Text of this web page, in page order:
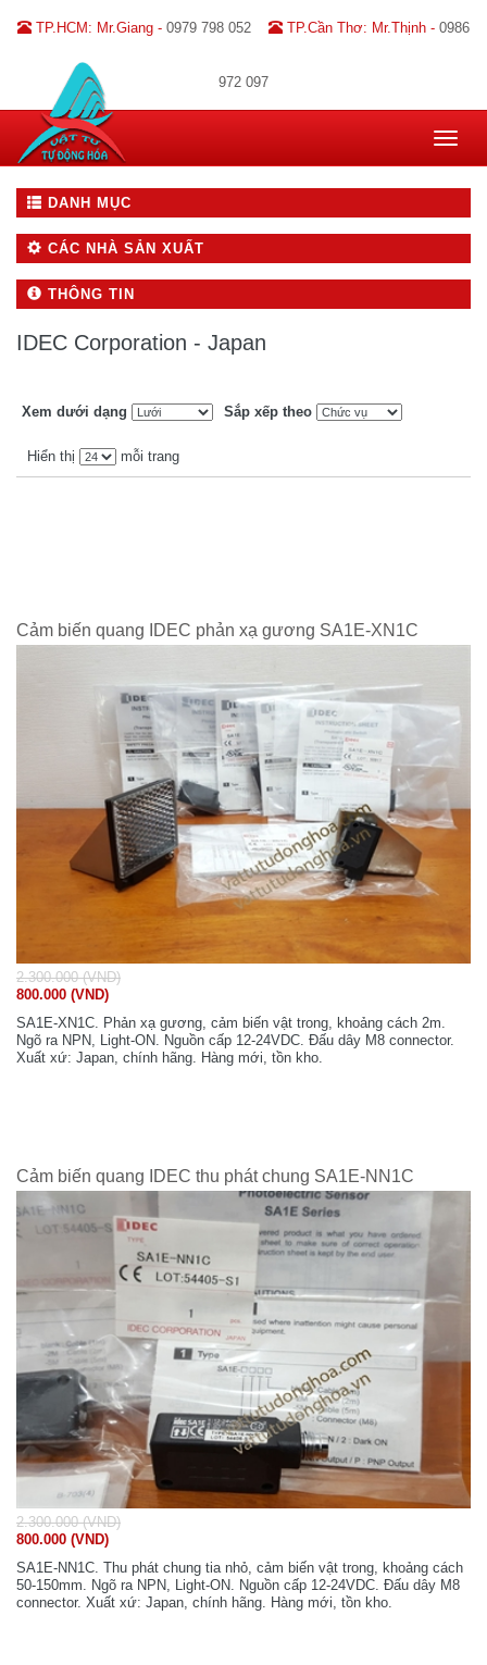
TP.HCM: Mr.Giang - 0979 798 052 TP.Cần Thơ: Mr.Thịnh - 0986
972 097
Toggle
DANH MỤC
CÁC NHÀ SẢN XUẤT
THÔNG TIN
IDEC Corporation - Japan
Xem dưới dạng Sắp xếp theo
Hiển thị mỗi trang
Cảm biến quang IDEC phản xạ gương SA1E-XN1C
2.300.000 (VND)
800.000 (VND)
SA1E-XN1C. Phản xạ gương, cảm biến vật trong, khoảng cách 2m.
Ngõ ra NPN, Light-ON. Nguồn cấp 12-24VDC. Đấu dây M8 connector.
Xuất xứ: Japan, chính hãng. Hàng mới, tồn kho.
Cảm biến quang IDEC thu phát chung SA1E-NN1C
2.300.000 (VND)
800.000 (VND)
SA1E-NN1C. Thu phát chung tia nhỏ, cảm biến vật trong, khoảng cách
50-150mm. Ngõ ra NPN, Light-ON. Nguồn cấp 12-24VDC. Đấu dây M8
connector. Xuất xứ: Japan, chính hãng. Hàng mới, tồn kho.